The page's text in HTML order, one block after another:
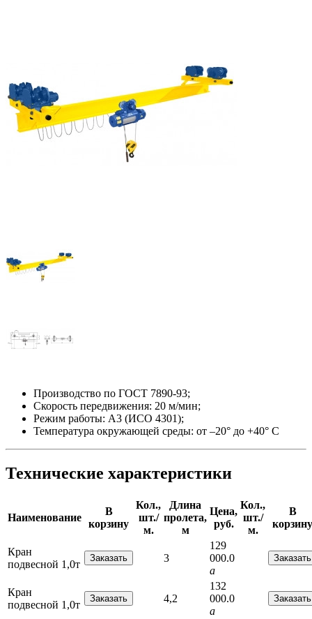
Производство по ГОСТ 7890-93;
Скорость передвижения: 20 м/мин;
Режим работы: А3 (ИСО 4301);
Температура окружающей среды: от –20° до +40° С
Технические характеристики
Наименование
В
корзину
Кол.,
шт./
м.
Длина
пролета,
м
Цена,
руб.
Кол.,
шт./
м.
В
корзину
Кран
подвесной 1,0т
3
129
000.0
a
Кран
подвесной 1,0т
4,2
132
000.0
a